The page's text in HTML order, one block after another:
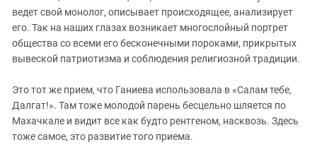
ведет свой монолог, описывает происходящее, анализирует
его. Так на наших глазах возникает многослойный портрет
общества со всеми его бесконечными пороками, прикрытых
вывеской патриотизма и соблюдения религиозной традиции.
Это тот же прием, что Ганиева использовала в «Салам тебе,
Далгат!». Там тоже молодой парень бесцельно шляется по
Махачкале и видит все как будто рентгеном, насквозь. Здесь
тоже самое, это развитие того приема.